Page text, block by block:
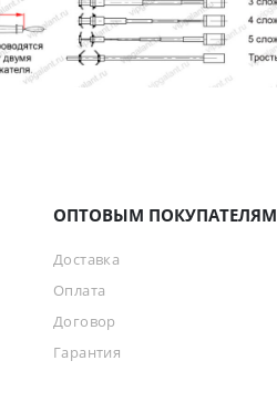
ОПТОВЫМ ПОКУПАТЕЛЯМ
Доставка
Оплата
Договор
Гарантия